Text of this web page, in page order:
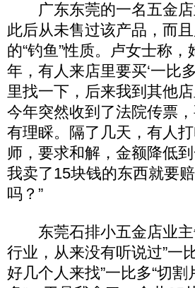
广东东莞的一名五金店
此后从未售过该产品，而
的“钓鱼”性质。卢女士称
年，有人来店里要买‘一比
里找一下，后来我到其他
今年突然收到了法院传票
有理睬。隔了几天，有人
师，要求和解，金额降低
我卖了15块钱的东西就要
吗？”
东莞石排小五金店业主
行业，从来没有听说过”一
好几个人来找”一比多“切